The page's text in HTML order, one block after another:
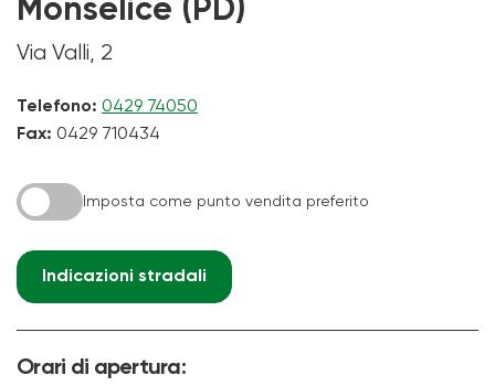
Monselice (PD)
Via Valli, 2
Telefono: 0429 74050
Fax: 0429 710434
Imposta come punto vendita preferito
Indicazioni stradali
Orari di apertura: